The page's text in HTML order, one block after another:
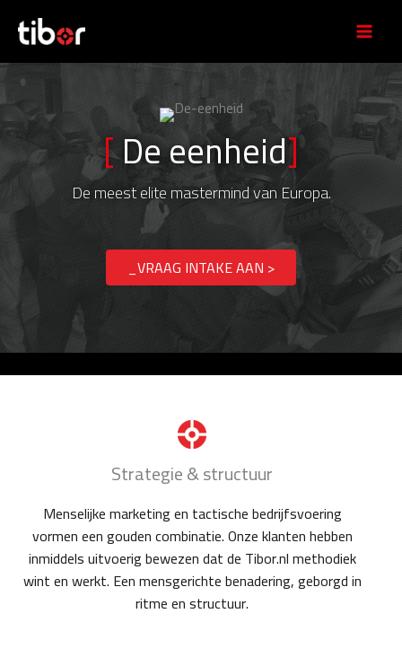
naar
inhoud
[De eenheid]
De meest elite mastermind van Europa.
_VRAAG INTAKE AAN >
Strategie & structuur
Menselijke marketing en tactische bedrijfsvoering
vormen een gouden combinatie. Onze klanten hebben
inmiddels uitvoerig bewezen dat de Tibor.nl methodiek
wint en werkt. Een mensgerichte benadering, geborgd in
ritme en structuur.